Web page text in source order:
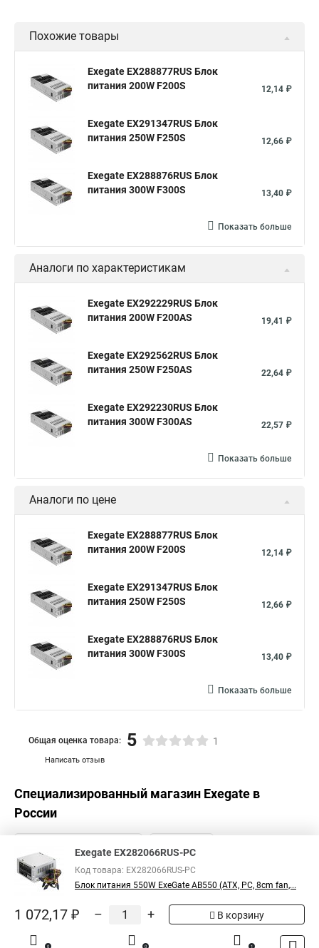
Похожие товары
Exegate EX288877RUS Блок
питания 200W F200S
12,14 ₽
Exegate EX291347RUS Блок
питания 250W F250S
12,66 ₽
Exegate EX288876RUS Блок
питания 300W F300S
13,40 ₽
Показать больше
Аналоги по характеристикам
Exegate EX292229RUS Блок
питания 200W F200AS
19,41 ₽
Exegate EX292562RUS Блок
питания 250W F250AS
22,64 ₽
Exegate EX292230RUS Блок
питания 300W F300AS
22,57 ₽
Показать больше
Аналоги по цене
Exegate EX288877RUS Блок
питания 200W F200S
12,14 ₽
Exegate EX291347RUS Блок
питания 250W F250S
12,66 ₽
Exegate EX288876RUS Блок
питания 300W F300S
13,40 ₽
Показать больше
Написать отзыв
Общая оценка товара: 5 1
Специализированный магазин Exegate в
России
Exegate EX282066RUS-PC
Код товара: EX282066RUS-PC
Блок питания 550W ExeGate AB550 (ATX, PC, 8cm fan,...
1 072,17 ₽ – + В корзину
0 0 1